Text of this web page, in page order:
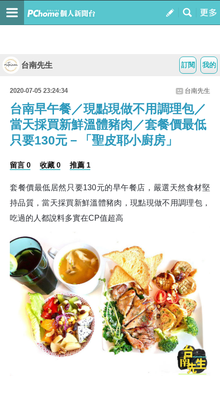
我的
訂閱
台南先生
2020-07-05 23:24:34 台南先生
台南早午餐／現點現做不用調理包／
當天採買新鮮溫體豬肉／套餐價最低
只要130元－「聖皮耶小廚房」
留言 0 收藏 0 推薦 1
套餐價最低居然只要130元的早午餐店，嚴選天然食材堅
持品質，當天採買新鮮溫體豬肉，現點現做不用調理包，
吃過的人都說料多實在CP值超高